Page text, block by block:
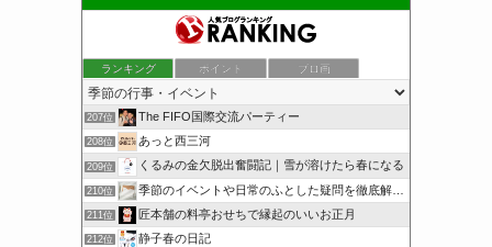
ランキング ポイント ブロ画
207位 The FIFO国際交流パーティー
208位 あっと西三河
209位 くるみの金欠脱出奮闘記｜雪が溶けたら春になる
210位 季節のイベントや日常のふとした疑問を徹底解説！
211位 匠本舗の料亭おせちで縁起のいいお正月
212位 静子春の日記